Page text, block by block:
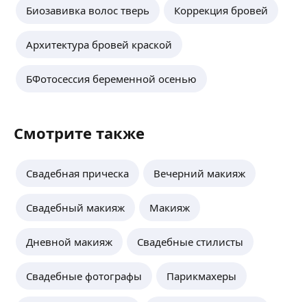
Биозавивка волос тверь Коррекция бровей
Архитектура бровей краской
БФотосессия беременной осенью
Смотрите также
Свадебная прическа Вечерний макияж
Свадебный макияж Макияж
Дневной макияж Свадебные стилисты
Свадебные фотографы Парикмахеры